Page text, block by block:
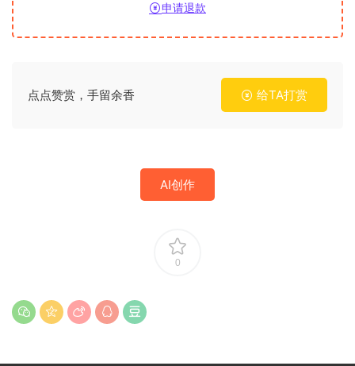
申请退款
点点赞赏，手留余香 给TA打赏
AI创作
0